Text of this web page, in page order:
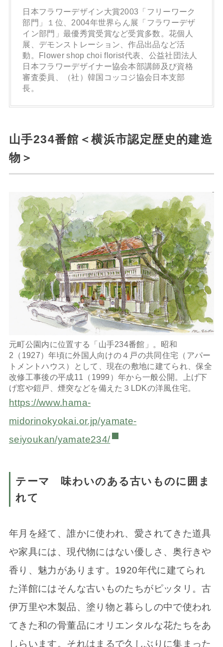
日本フラワーデザイン大賞2003「フリーワーク
部門」１位、2004年世界らん展「フラワーデザ
イン部門」最優秀賞受賞など受賞多数。花個人
展、デモンストレーション、作品出品など活
動。Flower shop choi florist代表、公益社団法人
日本フラワーデザイナー協会本部講師及び資格
審査委員、（社）韓国コッコジ協会日本支部
長。
山手234番館＜横浜市認定歴史的建造
物＞
元町公園内に位置する「山手234番館」。昭和
2（1927）年頃に外国人向けの４戸の共同住宅（アパー
トメントハウス）として、現在の敷地に建てられ、保全
改修工事後の平成11（1999）年から一般公開。上げ下
げ窓や鎧戸、煙突などを備えた３LDKの洋風住宅。
https://www.hama-
midorinokyokai.or.jp/yamate-
seiyoukan/yamate234/
テーマ 味わいのある古いものに囲ま
れて
年月を経て、誰かに使われ、愛されてきた道具
や家具には、現代物にはない優しさ、奥行きや
香り、魅力があります。1920年代に建てられ
た洋館にはそんな古いものたちがピッタリ。古
伊万里や木製品、塗り物と暮らしの中で使われ
てきた和の骨董品にオリエンタルな花たちをあ
しらいます。それはまるで久しぶりに集まった